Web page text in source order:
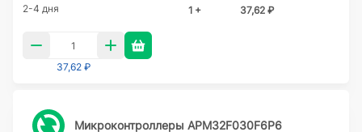
2-4 дня 1 + 37,62 ₽
37,62 ₽
Микроконтроллеры APM32F030F6P6